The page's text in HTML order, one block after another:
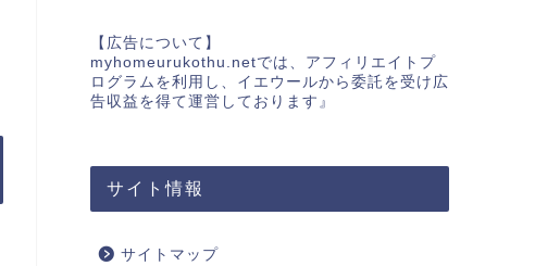
【広告について】
myhomeurukothu.netでは、アフィリエイトプ
ログラムを利用し、イエウールから委託を受け広
告収益を得て運営しております』
サイト情報
サイトマップ